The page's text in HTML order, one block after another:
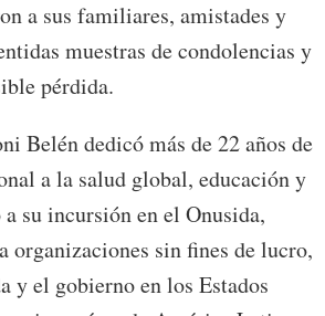
a sus familiares, amistades y
muestras de condolencias y
pérdida.
Belén dedicó más de 22 años de
a la salud global, educación y
su incursión en el Onusida,
organizaciones sin fines de lucro,
y el gobierno en los Estados